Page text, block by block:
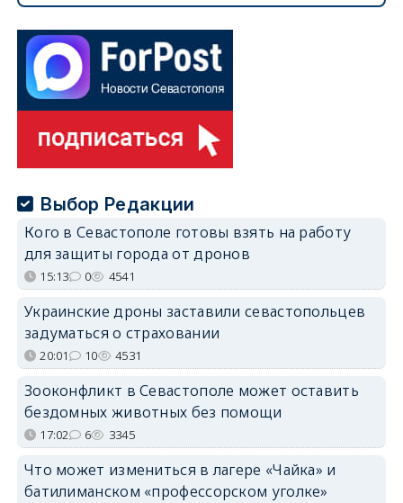
Выбор Редакции
Кого в Севастополе готовы взять на работу
для защиты города от дронов
15:13 0 4541
Украинские дроны заставили севастопольцев
задуматься о страховании
20:01 10 4531
Зооконфликт в Севастополе может оставить
бездомных животных без помощи
17:02 6 3345
Что может измениться в лагере «Чайка» и
батилиманском «профессорском уголке»